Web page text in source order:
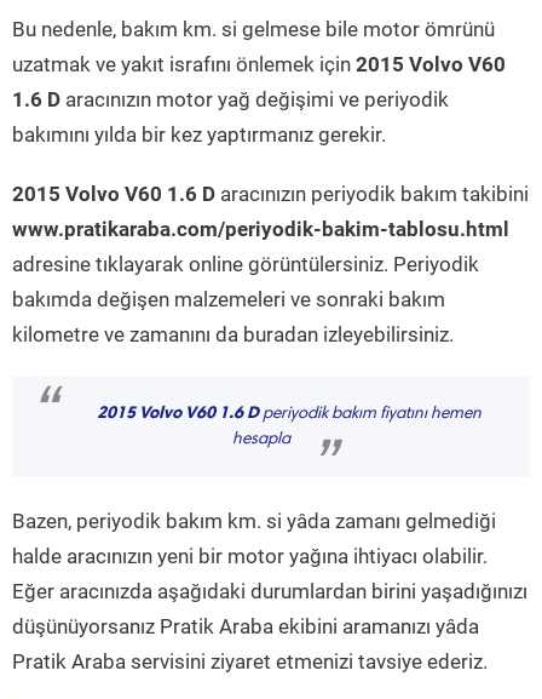
Bu nedenle, bakım km. si gelmese bile motor ömrünü
uzatmak ve yakıt israfını önlemek için 2015 Volvo V60
1.6 D aracınızın motor yağ değişimi ve periyodik
bakımını yılda bir kez yaptırmanız gerekir.
2015 Volvo V60 1.6 D aracınızın periyodik bakım takibini
www.pratikaraba.com/periyodik-bakim-tablosu.html
adresine tıklayarak online görüntülersiniz. Periyodik
bakımda değişen malzemeleri ve sonraki bakım
kilometre ve zamanını da buradan izleyebilirsiniz.
“ 2015 Volvo V60 1.6 Dperiyodik bakım fiyatını hemen
hesapla
”
Bazen, periyodik bakım km. si yâda zamanı gelmediği
halde aracınızın yeni bir motor yağına ihtiyacı olabilir.
Eğer aracınızda aşağıdaki durumlardan birini yaşadığınızı
düşünüyorsanız Pratik Araba ekibini aramanızı yâda
Pratik Araba servisini ziyaret etmenizi tavsiye ederiz.